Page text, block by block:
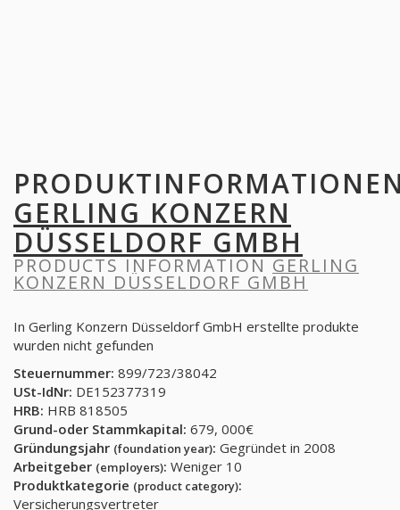
GERLING KONZERN
DÜSSELDORF GMBH
PRODUCTS INFORMATION GERLING
KONZERN DÜSSELDORF GMBH
In Gerling Konzern Düsseldorf GmbH erstellte produkte
wurden nicht gefunden
Steuernummer: 899/723/38042
USt-IdNr: DE152377319
HRB: HRB 818505
Grund-oder Stammkapital: 679, 000€
Gründungsjahr (foundation year): Gegründet in 2008
Arbeitgeber (employers): Weniger 10
Produktkategorie (product category):
Versicherungsvertreter